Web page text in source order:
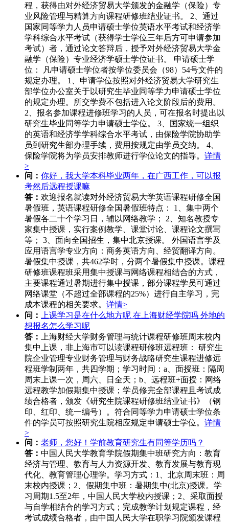
程，获得由对外经济贸易大学颁发的金融学（保险）专
业风险管理与精算方向课程研修班结业证书。 2、通过
国家同等学力人员申请硕士学位英语水平考试和经济学
学科综合水平考试（获得学士学位三年后方可申请参加
考试）者，通过论文答辩后，授予对外经济贸易大学金
融学（保险）专业经济学硕士学位证书。 申请硕士学
位： 凡申请硕士学位者按学位委员会（98）54号文件的
规定办理。 1、申请学位按照对外经济贸易大学研究生
部学位办公室关于以研究生毕业同等学力申请硕士学位
的规定办理。所交学费不包括进入论文阶段后的费用。
2、报名参加课程进修班学习的人员，可在报名时提出以
研究生毕业同等学力申请硕士学位。 3、国家统一组织
的英语和经济学学科综合水平考试，由保险学院协助学
员到研究生部办理手续，费用按规定由学员交纳。 4、
保险学院将为学员安排教师进行学位论文的指导。 详情
>
问： 你好，我大学本科毕业两年，在广西工作，可以报
考然后远程授课嘛
答： 欢迎报名就读对外经济贸易大学英语课程研修全国
暑假班，英语课程研修全国暑假班特点： 1、集中两个
暑假各二十个学习日，辅以网络教学； 2、知名教授专
家集中授课，实行案例教学、课堂讨论、课程论文撰写
等； 3、面向全国招生，集中北京授课。 外国语言学及
应用语言学专业方向：商务英语方向、经贸翻译方向。
暑假集中授课，共462学时，分两个暑假集中授课。课程
研修班课程班采用集中授课与网络课程相结合的方式，
主要课程通过暑期进行集中授课，部分课程学员可通过
网络课堂（不超过全部课程的25%）进行自主学习，完
成本课程的相关要求。 详情>
问：
上课学习是在什么地方呢 在上海财经学院吗 外地的
想报名怎么学习呢
答：
上海财经大学财务管理与统计课程研修班周末校内
集中上课，非上海市可以读课程研修班远程班： 研究生
院企业管理专业财务管理与财务战略研究生课程进修远
程班学制两年，共四学期；学习时间：a、面授班：隔周
周末上课一次，周六、日全天；b、远程班+面授：网络
远程教学加假期集中授课；学员修完全部课程且考试成
绩合格者，颁发《研究生院课程研修班结业证书》（钢
印、红印、统一编号）。符合同等学力申请硕士学位条
件的学员可按照研究生院相应规定申请硕士学位。 详情
>
问： 老师，您好！学前教育研究生有同等学历吗？
答： 中国人民大学教育学院假期集中班研究方向：教育
经济与管理、教育与人力资源开发、教育发展与教育现
代化、教育管理心理学。学习方式：1、北京周末班：周
末校内授课；2、假期集中班：暑期集中(北京)授课。学
习周期1.5至2年，中国人民大学校内授课；2、采取面授
与自学相结合的学习方式；完成教学计划规定课程，经
考试成绩合格者，由中国人民大学在职学习院颁发课程